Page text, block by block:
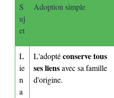
S
uj
et
Adoption simple
L
ie
n
a
L'adoptéconserve tous
ses liensavec sa famille
d'origine.